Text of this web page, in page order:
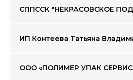
СППССК "НЕКРАСОВСКОЕ
ИП Контеева Татьяна
ООО «ПОЛИМЕР УПАК